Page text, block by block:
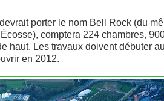
porter le nom Bell Rock (du
comptera 224 chambres,
haut. Les travaux doivent débuter
en 2012.